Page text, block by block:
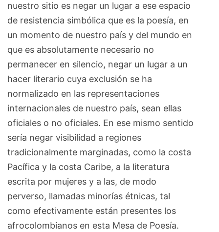
nuestro sitio es negar un lugar a ese espacio
de resistencia simbólica que es la poesía, en
un momento de nuestro país y del mundo en
que es absolutamente necesario no
permanecer en silencio, negar un lugar a un
hacer literario cuya exclusión se ha
normalizado en las representaciones
internacionales de nuestro país, sean ellas
oficiales o no oficiales. En ese mismo sentido
sería negar visibilidad a regiones
tradicionalmente marginadas, como la costa
Pacífica y la costa Caribe, a la literatura
escrita por mujeres y a las, de modo
perverso, llamadas minorías étnicas, tal
como efectivamente están presentes los
afrocolombianos en esta Mesa de Poesía.